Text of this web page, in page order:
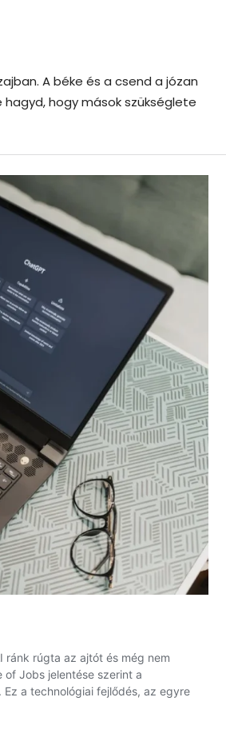
A béke és a csend a józan
hogy mások szükséglete